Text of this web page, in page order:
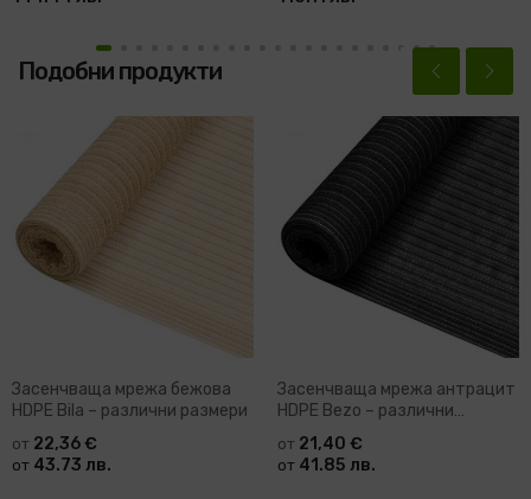
Подобни продукти
Засенчваща мрежа бежова
HDPE Bila – различни размери
от 22,36 €
от 43.73 лв.
Засенчваща мрежа антрацит
HDPE Bezo – различни
размери
от 21,40 €
от 41.85 лв.